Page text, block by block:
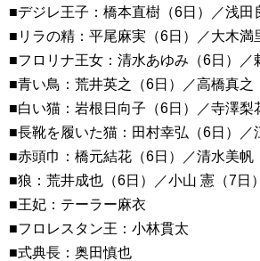
■デジレ王子：橋本直樹（6日）／浅田
■リラの精：平尾麻実（6日）／大木満
■フロリナ王女：清水あゆみ（6日）／
■青い鳥：荒井英之（6日）／高橋真之
■白い猫：岩根日向子（6日）／寺澤梨
■長靴を履いた猫：田村幸弘（6日）／
■赤頭巾：橋元結花（6日）／清水美帆
■狼：荒井成也（6日）／小山 憲（7日）
■王妃：テーラー麻衣
■フロレスタン王：小林貫太
■式典長：奥田慎也